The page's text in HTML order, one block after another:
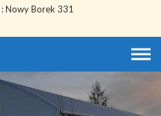
Nowy Borek 331